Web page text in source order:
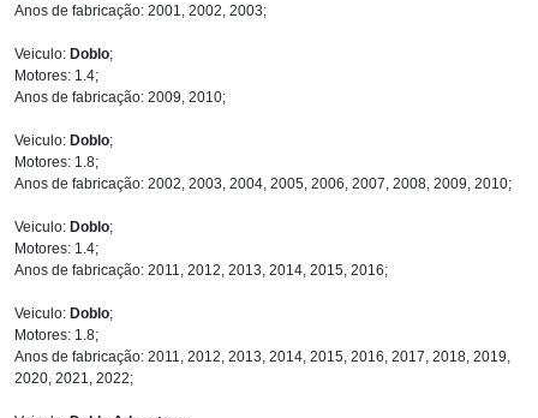
Anos de fabricação: 2001, 2002, 2003;
Veiculo: Doblo;
Motores: 1.4;
Anos de fabricação: 2009, 2010;
Veiculo: Doblo;
Motores: 1.8;
Anos de fabricação: 2002, 2003, 2004, 2005, 2006, 2007, 2008, 2009, 2010;
Veiculo: Doblo;
Motores: 1.4;
Anos de fabricação: 2011, 2012, 2013, 2014, 2015, 2016;
Veiculo: Doblo;
Motores: 1.8;
Anos de fabricação: 2011, 2012, 2013, 2014, 2015, 2016, 2017, 2018, 2019,
2020, 2021, 2022;